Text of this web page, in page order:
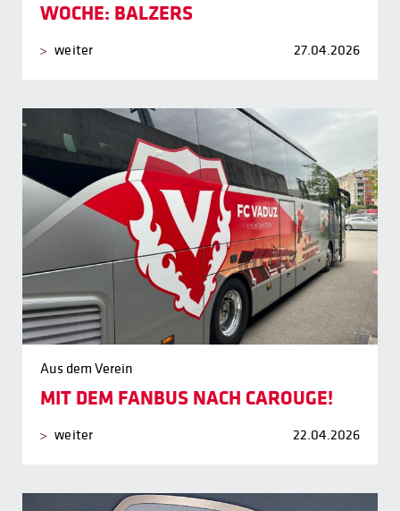
WOCHE: BALZERS
weiter 27.04.2026
Aus dem Verein
MIT DEM FANBUS NACH CAROUGE!
weiter 22.04.2026